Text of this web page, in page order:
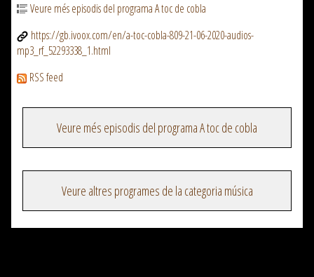
Veure més episodis del programa A toc de cobla
https://gb.ivoox.com/en/a-toc-cobla-809-21-06-2020-audios-
mp3_rf_52293338_1.html
RSS feed
Veure més episodis del programa A toc de cobla
Veure altres programes de la categoria música